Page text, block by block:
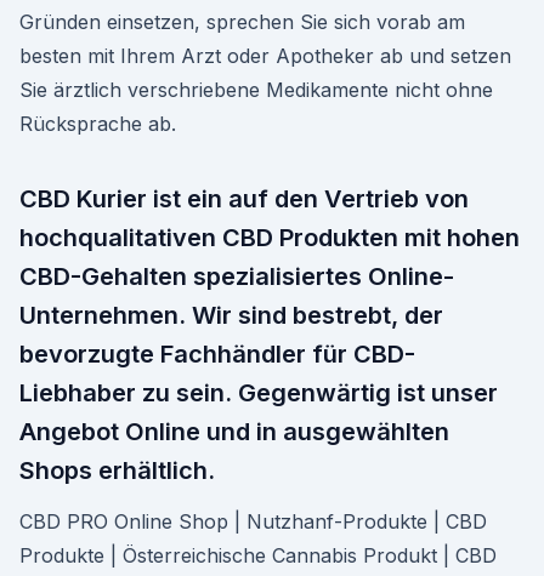
Gründen einsetzen, sprechen Sie sich vorab am
besten mit Ihrem Arzt oder Apotheker ab und setzen
Sie ärztlich verschriebene Medikamente nicht ohne
Rücksprache ab.
CBD Kurier ist ein auf den Vertrieb von
hochqualitativen CBD Produkten mit hohen
CBD-Gehalten spezialisiertes Online-
Unternehmen. Wir sind bestrebt, der
bevorzugte Fachhändler für CBD-
Liebhaber zu sein. Gegenwärtig ist unser
Angebot Online und in ausgewählten
Shops erhältlich.
CBD PRO Online Shop | Nutzhanf-Produkte | CBD
Produkte | Österreichische Cannabis Produkt | CBD